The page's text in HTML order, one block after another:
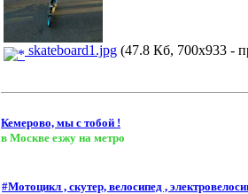
skateboard1.jpg (47.8 Кб, 700x933 -
Кемерово, мы с тобой !
в Москве езжу на метро
#Мотоцикл , скутер, велосипед ,